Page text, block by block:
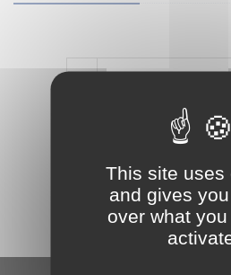
This site uses
and gives
over what
Mot de passe oublié ?